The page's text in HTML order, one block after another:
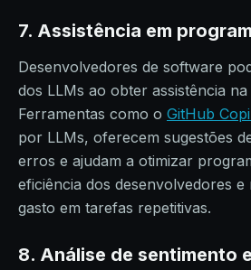
7. Assistência em
Desenvolvedores de software
dos LLMs ao obter assistência
Ferramentas como o GitHub
por LLMs, oferecem sugestões
erros e ajudam a otimizar
eficiência dos desenvolvedores
gasto em tarefas repetitivas.
8. Análise de sentimento